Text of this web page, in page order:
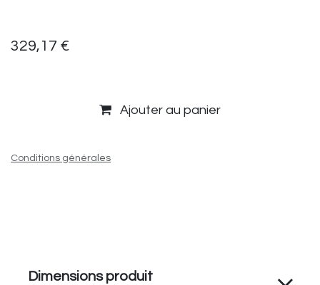
329,17 €
Ajouter au panier
Conditions générales
Dimensions produit